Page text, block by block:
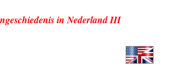
in Nederland III